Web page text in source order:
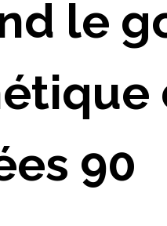
le
90